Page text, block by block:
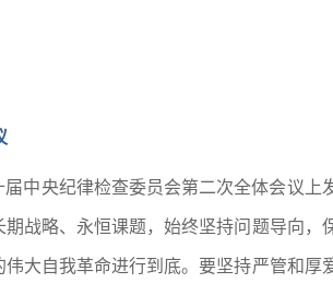
中央纪律检查委员会第二次全体会议上
战略、永恒课题，始终坚持问题导向，
大自我革命进行到底。要坚持严管和厚